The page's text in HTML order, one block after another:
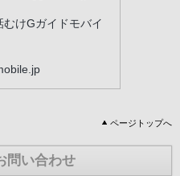
けGガイドモバイ
ページトップへ
問い合わせ